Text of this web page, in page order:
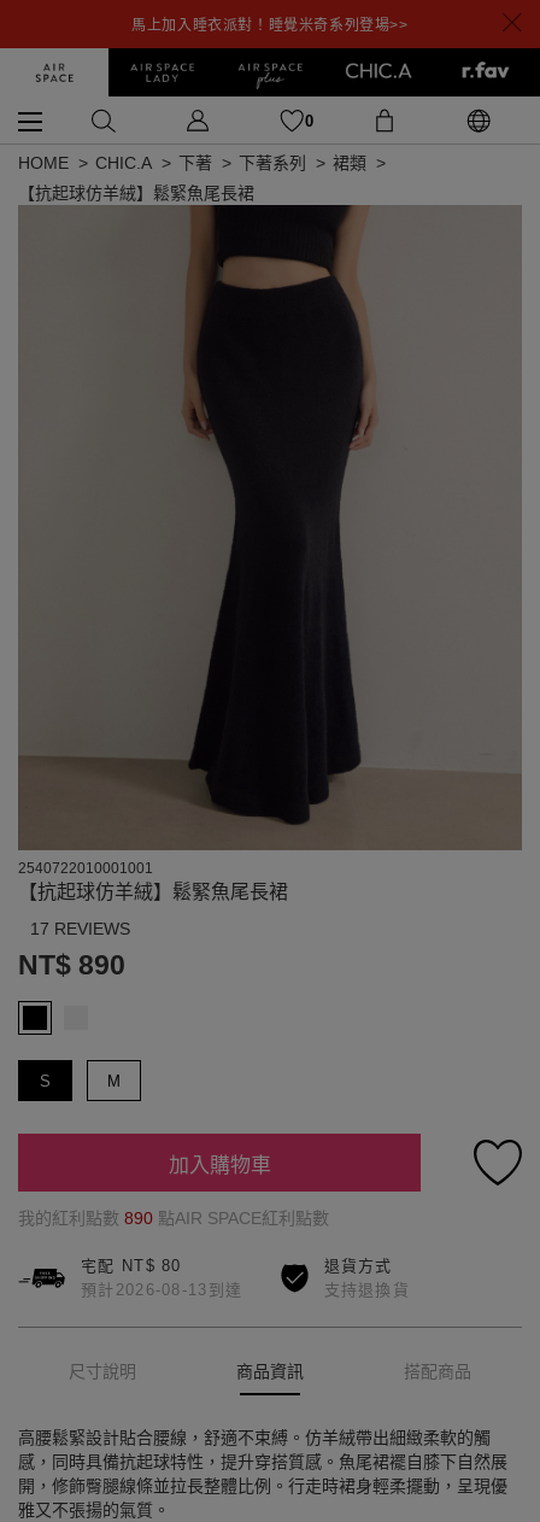
馬上加入睡衣派對！睡覺米奇系列登場>>
0
HOME CHIC.A 下著 下著系列
裙類
【抗起球仿羊絨】鬆緊魚尾長裙
2540722010001001
【抗起球仿羊絨】鬆緊魚尾長裙
17 REVIEWS
NT$ 890
S M
加入購物車
我的紅利點數 890 點AIR SPACE紅利點數
宅配 NT$ 80
預計2026-08-13到達
退貨方式
支持退換貨
尺寸說明 商品資訊 搭配商品
高腰鬆緊設計貼合腰線，舒適不束縛。仿羊絨帶出細緻柔軟的觸
感，同時具備抗起球特性，提升穿搭質感。魚尾裙襬自膝下自然展
開，修飾臀腿線條並拉長整體比例。行走時裙身輕柔擺動，呈現優
雅又不張揚的氣質。